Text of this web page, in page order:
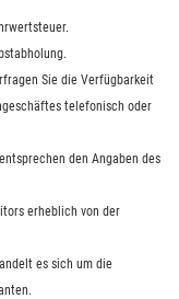
Sie die Verfügbarkeit
telefonisch oder
den Angaben des
erheblich von der
es sich um die